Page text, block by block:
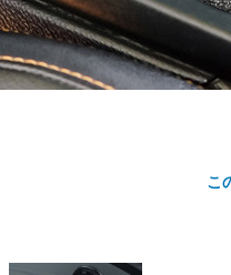
こ